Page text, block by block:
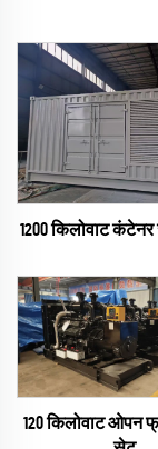
1200 किलोवाट
120 किलोवाट ओपन